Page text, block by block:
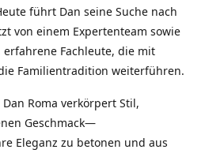
führt Dan seine Suche nach
von einem Expertenteam sowie
Fachleute, die mit
Familientradition weiterführen.
Roma verkörpert Stil,
Geschmack—
Eleganz zu betonen und aus